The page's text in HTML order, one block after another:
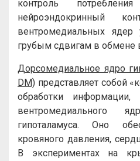
контроль
нейроэндокринный
вентромедиальных
грубым сдвигам в обмене
Дорсомедиальное ядро
DM) представляет собой
обработки информации,
вентромедиального
гипоталамуса. Оно
кровяного давления,
В экспериментах на